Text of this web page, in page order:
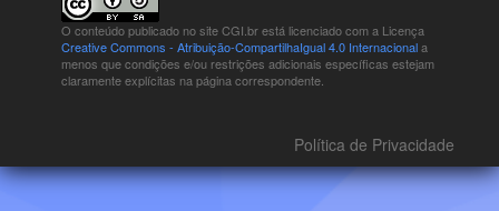
O conteúdo publicado no site CGI.br está licenciado com a Licença
Creative Commons - Atribuição-CompartilhaIgual 4.0 Internacionala
menos que condições e/ou restrições adicionais específicas estejam
claramente explícitas na página correspondente.
Política de Privacidade